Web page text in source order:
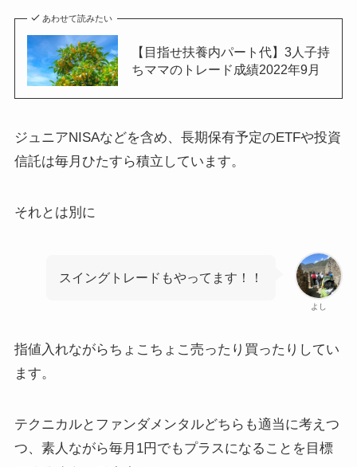
あわせて読みたい
【目指せ扶養内パート代】3人子持
ちママのトレード成績2022年9月
ジュニアNISAなどを含め、長期保有予定のETFや投資
信託は毎月ひたすら積立しています。
それとは別に
よし
スイングトレードもやってます！！
指値入れながらちょこちょこ売ったり買ったりしてい
ます。
テクニカルとファンダメンタルどちらも適当に考えつ
つ、素人ながら毎月1円でもプラスになることを目標